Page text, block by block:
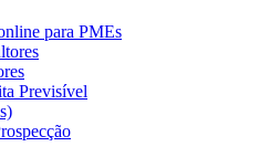
para PMEs
Previsível